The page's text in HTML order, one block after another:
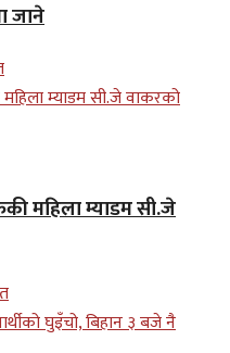
जाने
महिला म्याडम सी.जे